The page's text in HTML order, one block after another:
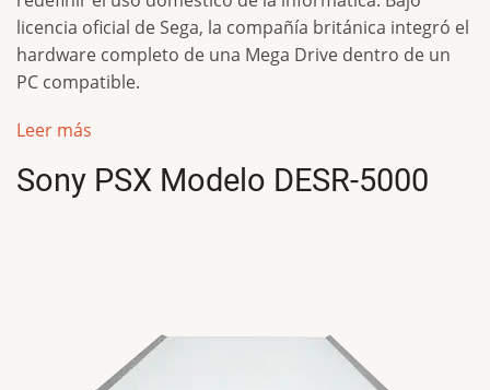
licencia oficial de Sega, la compañía británica integró el
hardware completo de una Mega Drive dentro de un
PC compatible.
Leer más
Sony PSX Modelo DESR-5000